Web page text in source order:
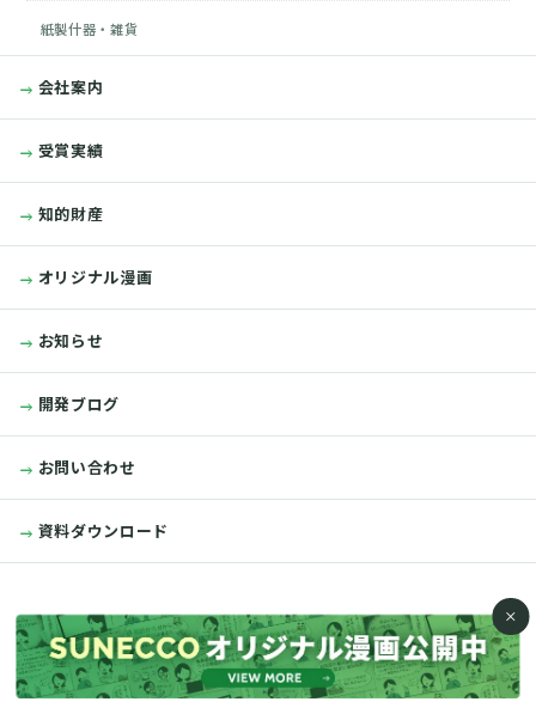
close
紙製什器・雑貨
会社案内
受賞実績
知的財産
オリジナル漫画
お知らせ
開発ブログ
お問い合わせ
資料ダウンロード
よくある質問 個人情報保護方針 サイトポリシー サイトマップ
© 2023 SUNECCO. All rights reserved.